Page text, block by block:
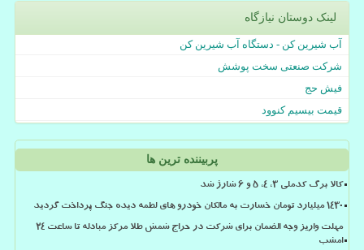
لینک دوستان نیازگاه
آب شیرین کن - دستگاه آب شیرین کن
شرکت صنعتی سخت پوشش
فیش حج
قیمت بیسیم کنوود
پربیننده ترین ها
کالا برگ کدملی 3، 4، 5 و 6 شارژ شد
۱۴۳۰ میلیارد تومان خسارت به مالکان خودرو های لطمه دیده جنگ پرداخت گردید
مهلت واریز وجه الضمان برای شرکت در حراج شمش طلا مرکز مبادله تا ساعت ۲۴
امشب